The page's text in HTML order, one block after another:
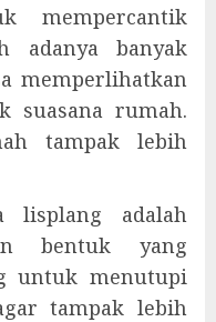
mempercantik
adanya banyak
memperlihatkan
suasana rumah.
tampak lebih
lisplang adalah
bentuk yang
untuk menutupi
tampak lebih